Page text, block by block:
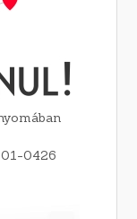
0426